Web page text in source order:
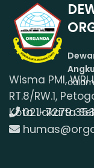
Wisma PMI,
RT.8/RW.1,
Kota Jakarta
021-7279